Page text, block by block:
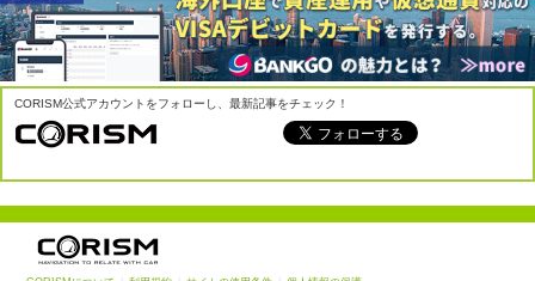
CORISM公式アカウントをフォローし、最新記事をチェック！